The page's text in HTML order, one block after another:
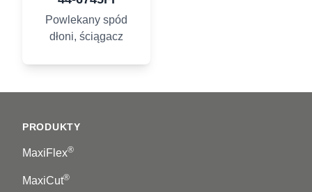
Powlekany spód
dłoni, ściągacz
PRODUKTY
MaxiFlex®
MaxiCut®